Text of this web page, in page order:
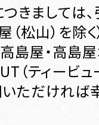
きましては
松山）を除く
島屋・高島屋
（ティービュ
ただければ